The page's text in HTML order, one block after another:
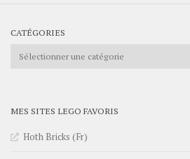
CATÉGORIES
Catégories
MES SITES LEGO FAVORIS
Hoth Bricks (Fr)